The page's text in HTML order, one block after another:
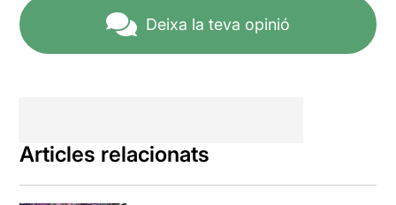
Deixa la teva opinió
Articles relacionats